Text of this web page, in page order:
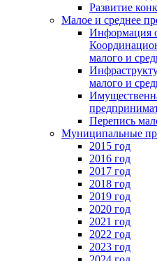
Развитие
Малое и среднее
Информация
малого и
малого и
Перепись
Муниципальные
2015 год
2016 год
2017 год
2018 год
2019 год
2020 год
2021 год
2022 год
2023 год